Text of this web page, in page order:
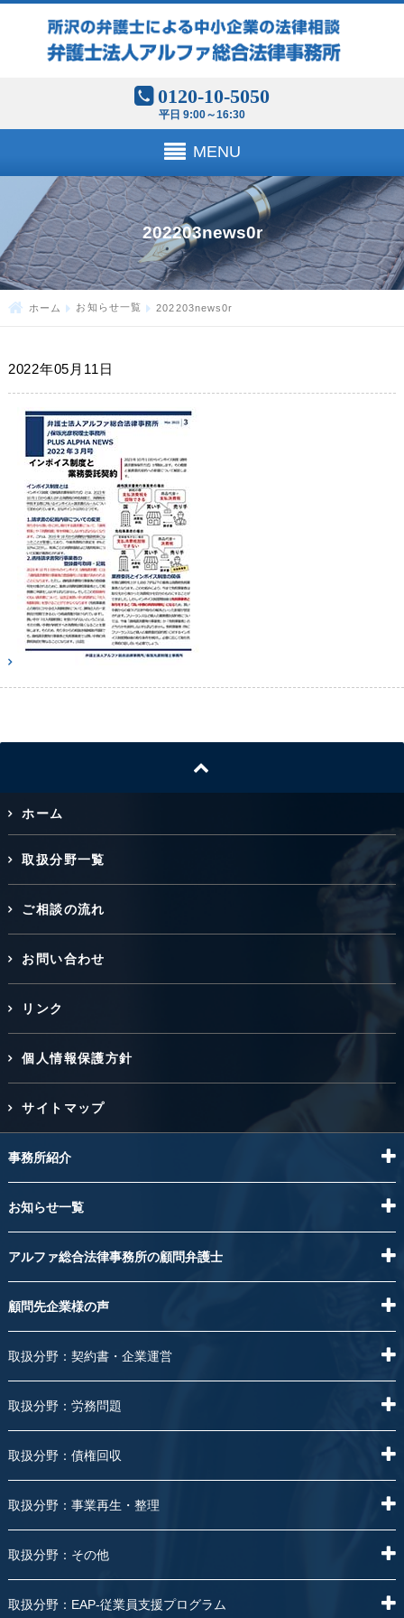
0120-10-5050
平日 9:00～16:30
MENU
202203news0r
ホーム お知らせ一覧 202203news0r
2022年05月11日
ホーム
取扱分野一覧
ご相談の流れ
お問い合わせ
リンク
個人情報保護方針
サイトマップ
事務所紹介
お知らせ一覧
アルファ総合法律事務所の顧問弁護士
顧問先企業様の声
取扱分野：契約書・企業運営
取扱分野：労務問題
取扱分野：債権回収
取扱分野：事業再生・整理
取扱分野：その他
取扱分野：EAP-従業員支援プログラム